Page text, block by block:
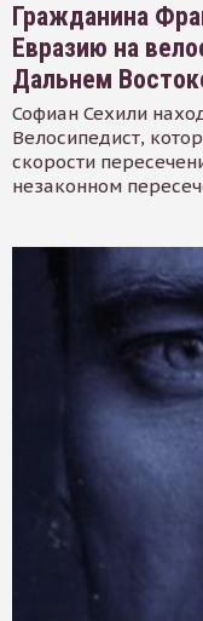
Гражданина
Евразию на
Дальнем
Софиан Сехили
Велосипедист,
скорости
незаконном